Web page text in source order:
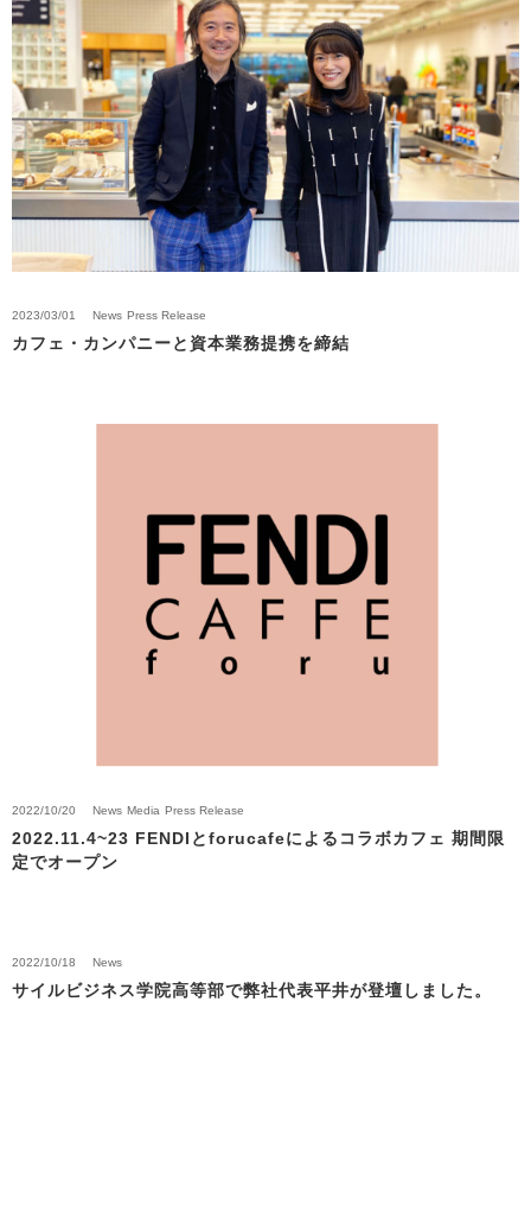
2023/03/01 News Press Release
カフェ・カンパニーと資本業務提携を締結
2022/10/20 News Media Press Release
2022.11.4~23 FENDIとforucafeによるコラボカフェ 期間限
定でオープン
2022/10/18 News
サイルビジネス学院高等部で弊社代表平井が登壇しました。